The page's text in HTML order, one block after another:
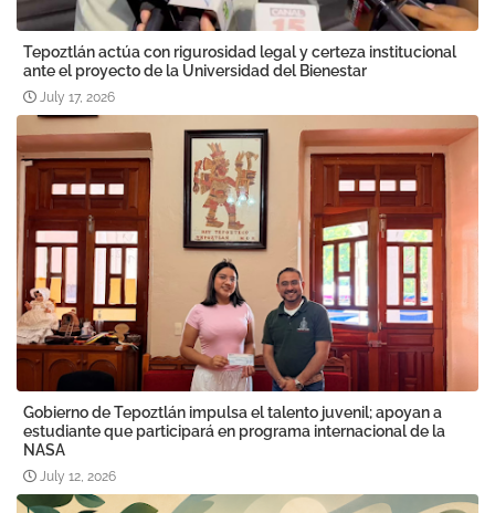
Tepoztlán actúa con rigurosidad legal y certeza institucional
ante el proyecto de la Universidad del Bienestar
July 17, 2026
Gobierno de Tepoztlán impulsa el talento juvenil; apoyan a
estudiante que participará en programa internacional de la
NASA
July 12, 2026